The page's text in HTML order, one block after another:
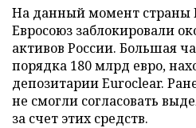
На данный момент страны
Евросоюз заблокировали
активов России. Большая
порядка 180 млрд евро,
депозитарии Euroclear.
не смогли согласовать
за счет этих средств.